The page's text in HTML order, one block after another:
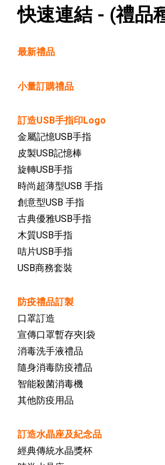
快速連結 - (禮品
最新禮品
小量訂購禮品
訂造USB手指印Logo
金屬記憶USB手指
皮製USB記憶棒
旋轉USB手指
時尚超薄型USB 手指
創意型USB 手指
古典優雅USB手指
木質USB手指
咭片USB手指
USB商務套裝
防疫禮品訂製
口罩訂造
宣傳口罩暫存夾|袋
消毒洗手液禮品
隨身消毒防疫禮品
智能殺菌消毒機
其他防疫用品
訂造水晶座及紀念品
經典傳統水晶獎杯